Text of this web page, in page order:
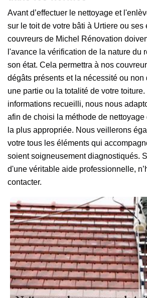
Avant d’effectuer le nettoyage et
sur le toit de votre bâti à Urtiere ou ses
couvreurs de Michel Rénovation
l'avance la vérification de la nature du
son état. Cela permettra à nos
dégâts présents et la nécessité ou non
une partie ou la totalité de votre
informations recueilli, nous nous
afin de choisi la méthode de
la plus appropriée. Nous veillerons
votre tous les éléments qui
soient soigneusement diagnostiqués.
d'une véritable aide professionnelle,
contacter.